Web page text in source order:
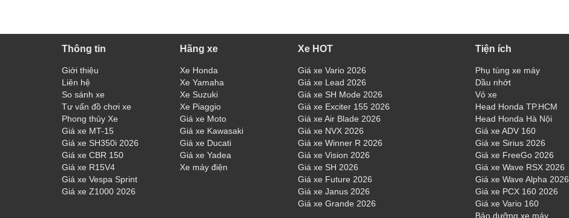
Thông tin
Giới thiệu
Liên hệ
So sánh xe
Tư vấn đồ chơi xe
Phong thủy Xe
Giá xe MT-15
Giá xe SH350i 2026
Giá xe CBR 150
Giá xe R15V4
Giá xe Vespa Sprint
Giá xe Z1000 2026
Hãng xe
Xe Honda
Xe Yamaha
Xe Suzuki
Xe Piaggio
Giá xe Moto
Giá xe Kawasaki
Giá xe Ducati
Giá xe Yadea
Xe máy điện
Xe HOT
Giá xe Vario 2026
Giá xe Lead 2026
Giá xe SH Mode 2026
Giá xe Exciter 155 2026
Giá xe Air Blade 2026
Giá xe NVX 2026
Giá xe Winner R 2026
Giá xe Vision 2026
Giá xe SH 2026
Giá xe Future 2026
Giá xe Janus 2026
Giá xe Grande 2026
Tiện ích
Phụ tùng xe máy
Dầu nhớt
Vỏ xe
Head Honda TP.HCM
Head Honda Hà Nội
Giá xe ADV 160
Giá xe Sirius 2026
Giá xe FreeGo 2026
Giá xe Wave RSX 2026
Giá xe Wave Alpha 2026
Giá xe PCX 160 2026
Giá xe Vario 160
Bảo dưỡng xe máy